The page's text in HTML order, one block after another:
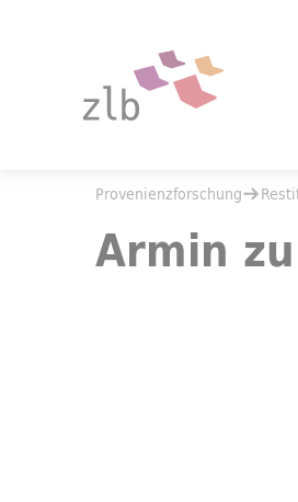
Armin zur Deutschen Treue, Bielefeld
Sie befinden sich hier:
Provenienzforschung
Armin